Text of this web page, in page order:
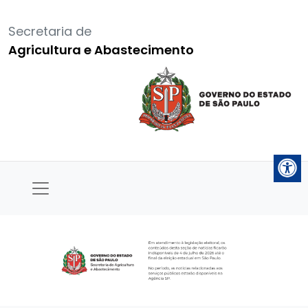
Secretaria de
Agricultura e Abastecimento